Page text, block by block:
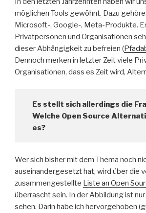
möglichen Tools gewöhnt. Dazu
Microsoft-, Google-, Meta-Produkte.
Privatpersonen und Organisationen
dieser Abhängigkeit zu befreien (
Dennoch merken in letzter Zeit viele
Organisationen, dass es Zeit wird,
Es stellt sich allerdings die
Welche Open Source
es?
Wer sich bisher mit dem Thema noch
auseinandergesetzt hat, wird über die
zusammengestellte Liste an Open
überrascht sein. In der Abbildung ist
sehen. Darin habe ich hervorgehoben